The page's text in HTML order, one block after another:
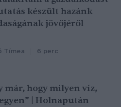
készült hazánk
jövőjéről
Tímea 6 perc
már, hogy milyen víz,
| Holnapután